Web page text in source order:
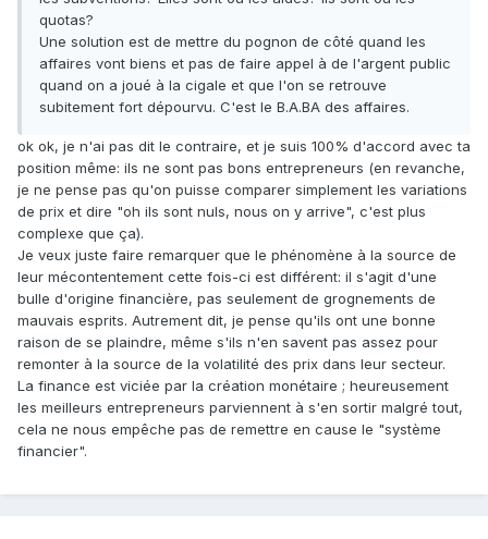
quotas?
Une solution est de mettre du pognon de côté quand les
affaires vont biens et pas de faire appel à de l'argent public
quand on a joué à la cigale et que l'on se retrouve
subitement fort dépourvu. C'est le B.A.BA des affaires.
ok ok, je n'ai pas dit le contraire, et je suis 100% d'accord avec ta
position même: ils ne sont pas bons entrepreneurs (en revanche,
je ne pense pas qu'on puisse comparer simplement les variations
de prix et dire "oh ils sont nuls, nous on y arrive", c'est plus
complexe que ça).
Je veux juste faire remarquer que le phénomène à la source de
leur mécontentement cette fois-ci est différent: il s'agit d'une
bulle d'origine financière, pas seulement de grognements de
mauvais esprits. Autrement dit, je pense qu'ils ont une bonne
raison de se plaindre, même s'ils n'en savent pas assez pour
remonter à la source de la volatilité des prix dans leur secteur.
La finance est viciée par la création monétaire ; heureusement
les meilleurs entrepreneurs parviennent à s'en sortir malgré tout,
cela ne nous empêche pas de remettre en cause le "système
financier".